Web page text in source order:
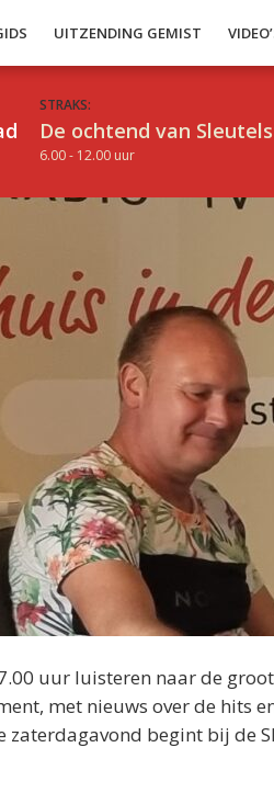
UITZENDING GEMIST
STRAKS:
De ochtend van
6.00 - 12.00 uur
uur luisteren naar de
met nieuws over de hits
begint bij de